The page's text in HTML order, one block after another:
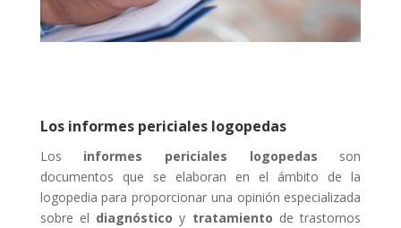
Los informes periciales logopedas
Los informes periciales logopedas son
documentos que se elaboran en el ámbito de la
logopedia para proporcionar una opinión especializada
sobre el diagnóstico y tratamiento de trastornos